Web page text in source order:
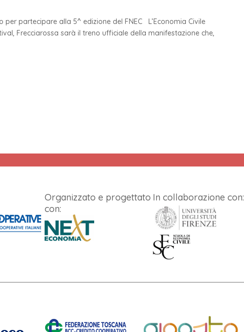
per partecipare alla 5^ edizione del FNEC L’Economia Civile
Frecciarossa sarà il treno ufficiale della manifestazione che,
Organizzato e progettato
con:
In collaborazione con: